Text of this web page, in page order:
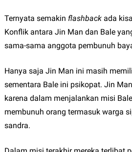
Ternyata semakin flashbackada
Konflik antara Jin Man dan Bale
sama-sama anggota pembunuh
Hanya saja Jin Man ini masih
sementara Bale ini psikopat. Jin
karena dalam menjalankan misi
membunuh orang termasuk warga
sandra.